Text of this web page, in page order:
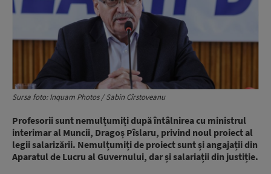
Sursa foto: Inquam Photos / Sabin Cîrstoveanu
Profesorii sunt nemulțumiți după întâlnirea cu ministrul
interimar al Muncii, Dragoș Pîslaru, privind noul proiect al
legii salarizării. Nemulțumiți de proiect sunt și angajații din
Aparatul de Lucru al Guvernului, dar și salariații din justiție.